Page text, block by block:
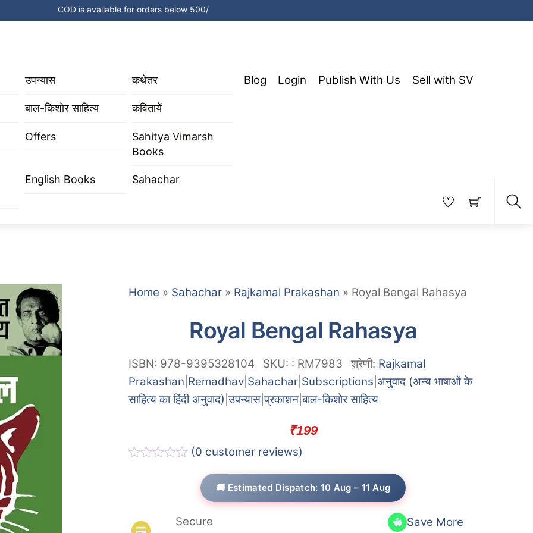
COD is available for orders below 500/
उपन्यास कथेतर
बाल-किशोर साहित्य कवितायें
Offers
Sahitya Vimarsh
Books
English Books Sahachar
Blog Login Publish With Us Sell with SV
Home » Sahachar» Rajkamal Prakashan » Royal Bengal Rahasya
Royal Bengal Rahasya
ISBN: 978-9395328104 SKU: : RM7983 श्रेणी: Rajkamal
Prakashan Remadhav| Sahachar| Subscriptions अनुवाद (अन्य भाषाओं के
साहित्य का हिंदी अनुवाद) |उपन्यास|प्रकाशन|बाल-किशोर साहित्य
₹199
0
(0 customer reviews)
🚚 Estimated Dispatch: 10 Aug – 11 Aug
Secure
Save More